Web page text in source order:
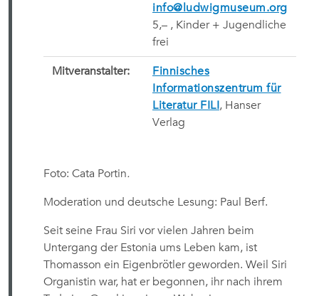
info@ludwigmuseum.org
5,– , Kinder + Jugendliche
frei
Mitveranstalter:
Finnisches
Informationszentrum für
Literatur FILI, Hanser
Verlag
Foto: Cata Portin.
Moderation und deutsche Lesung: Paul Berf.
Seit seine Frau Siri vor vielen Jahren beim
Untergang der Estonia ums Leben kam, ist
Thomasson ein Eigenbrötler geworden. Weil Siri
Organistin war, hat er begonnen, ihr nach ihrem